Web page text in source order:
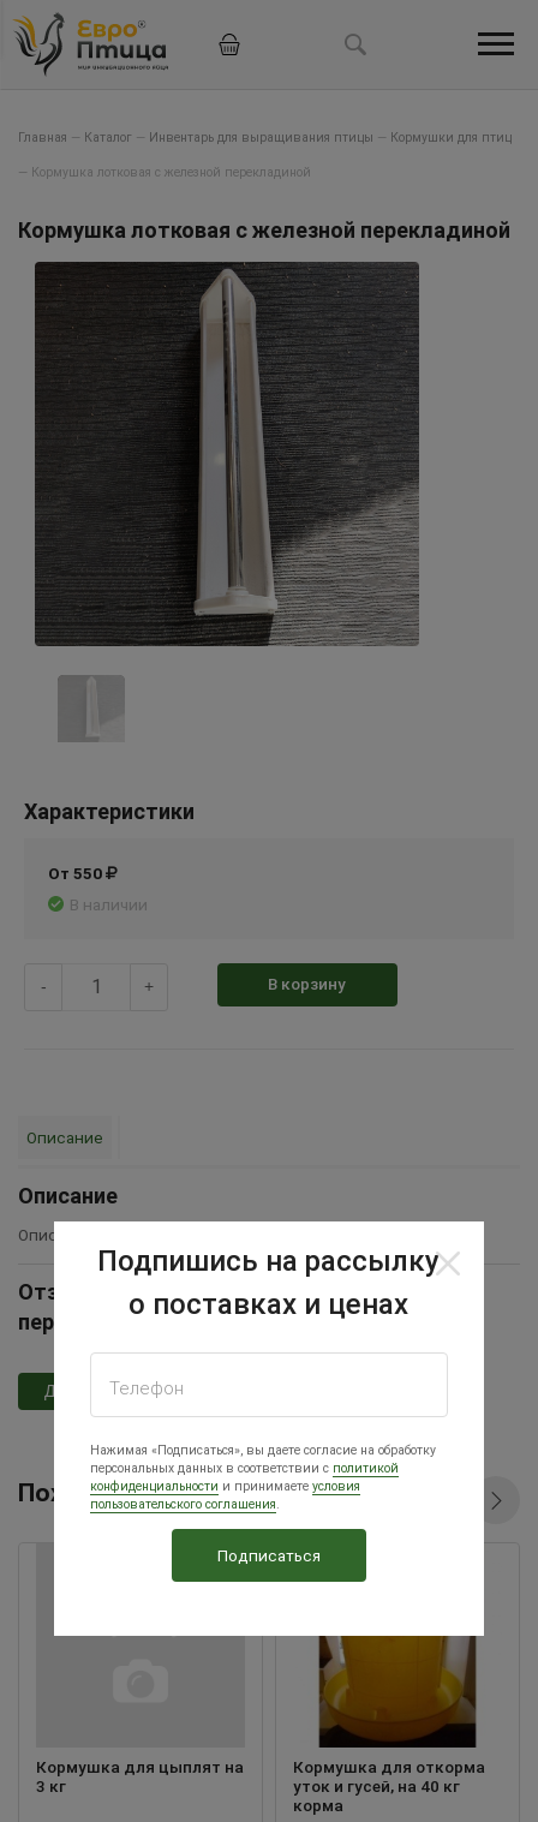
Главная — Каталог — Инвентарь для выращивания птицы — Кормушки для птиц
— Кормушка лотковая с железной перекладиной
Кормушка лотковая с железной перекладиной
От 550
В наличии
Характеристики
- + В корзину
Описание
Описание
Описание товара временно отсутствует
Отзывы Кормушка лотковая с железной
перекладиной
Добавить отзыв
Похожие товары
Кормушка для цыплят на
3 кг
Кормушка для откорма
уток и гусей, на 40 кг
корма
Подпишись на рассылку
о поставках и ценах
Телефон
Нажимая «Подписаться», вы даете согласие на обработку
персональных данных в соответствии с политикой
конфиденциальности и принимаете условия
пользовательского соглашения.